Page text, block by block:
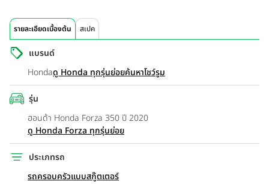
รายละเอียดเบื้องต้น สเปค
แบรนด์
Hondaดู Honda ทุกรุ่นย่อยค้นหาโชว์รูม
รุ่น
ฮอนด้า Honda Forza 350 ปี 2020
ดู Honda Forza ทุกรุ่นย่อย
ประเภทรถ
รถครอบครัวแบบสกู๊ตเตอร์